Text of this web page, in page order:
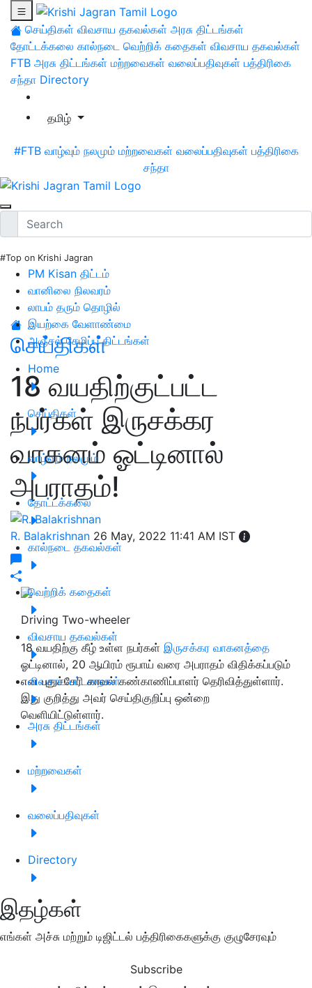
செய்திகள் விவசாய தகவல்கள் அரசு திட்டங்கள்
தோட்டக்கலை கால்நடை வெற்றிக் கதைகள் விவசாய தகவல்கள்
FTB அரசு திட்டங்கள் மற்றவைகள் வலைப்பதிவுகள் பத்திரிகை
சந்தா Directory
தமிழ்
#FTB வாழ்வும் நலமும் மற்றவைகள் வலைப்பதிவுகள் பத்திரிகை
சந்தா
#Top on Krishi Jagran
PM Kisan திட்டம்
வானிலை நிலவரம்
லாபம் தரும் தொழில்
இயற்கை வேளாண்மை
அஞ்சல் சேமிப்பு திட்டங்கள்
Home
செய்திகள்
வாழ்வும் நலமும்
தோட்டக்கலை
கால்நடை தகவல்கள்
வெற்றிக் கதைகள்
விவசாய தகவல்கள்
விவசாய பட்டறைகள்
அரசு திட்டங்கள்
மற்றவைகள்
வலைப்பதிவுகள்
Directory
இதழ்கள்
எங்கள் அச்சு மற்றும் டிஜிட்டல் பத்திரிகைகளுக்கு குழுசேரவும்
Subscribe
செய்திகள்
18 வயதிற்குட்பட்ட
நபர்கள் இருசக்கர
வாகனம் ஓட்டினால்
அபராதம்!
R. Balakrishnan 26 May, 2022 11:41 AM IST
Driving Two-wheeler
18 வயதிற்கு கீழ் உள்ள நபர்கள் இருசக்கர வாகனத்தை
ஓட்டினால், 20 ஆயிரம் ரூபாய் வரை அபராதம் விதிக்கப்படும்
என புதுச்சேரி காவல் கண்காணிப்பாளர் தெரிவித்துள்ளார்.
இது குறித்து அவர் செய்திகுறிப்பு ஒன்றை
வெளியிட்டுள்ளார்.